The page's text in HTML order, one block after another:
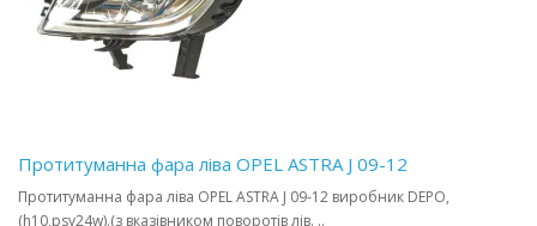
Протитуманна фара ліва OPEL ASTRA J 09-12
Протитуманна фара ліва OPEL ASTRA J 09-12 виробник DEPO,
(h10,psy24w).(з вказівником поворотів лів. ..